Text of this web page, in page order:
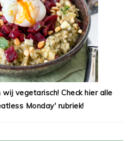
vegetarisch! Check hier alle
Monday' rubriek!